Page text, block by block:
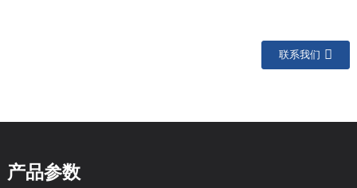
联系我们
产品参数